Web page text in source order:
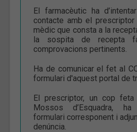
El farmacèutic ha
contacte amb el
mèdic que consta a la
la sospita de recepta
comprovacions pertinents.
Ha de comunicar el fet al
formulari d'aquest portal de
El prescriptor, un cop
Mossos d’Esquadra,
formulari corresponent i
denúncia.